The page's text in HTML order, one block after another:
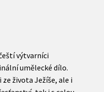
výtvarníci
umělecké dílo.
života Ježíše, ale i